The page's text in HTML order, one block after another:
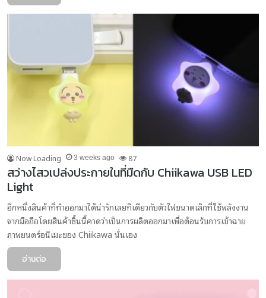
Now Loading 3 weeks ago 87
สว่างไสวเปล่งประกายในที่มืดกับ Chiikawa USB LED
Light
อีกหนึ่งสินค้าที่ทำออกมาได้น่ารักเลยทีเดียวกับตัวไฟขนาดเล็กที่ใช้พลังงาน
จากมือถือโดยสินค้าชิ้นนี้คาดว่าเป็นการผลิตออกมาเพื่อต้อนรับการเข้าฉาย
ภาพยนตร์อนิเมะของ Chiikawa นั่นเอง
อ่านต่อ